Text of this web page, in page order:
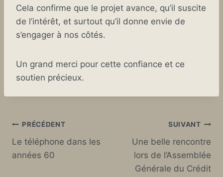
Cela confirme que le projet avance, qu’il suscite
de l’intérêt, et surtout qu’il donne envie de
s’engager à nos côtés.
Un grand merci pour cette confiance et ce
soutien précieux.
Navigation
de
PRÉCÉDENT
Le téléphone dans les
années 60
SUIVANT
Une belle rencontre
lors de l’Assemblée
Générale du Crédit